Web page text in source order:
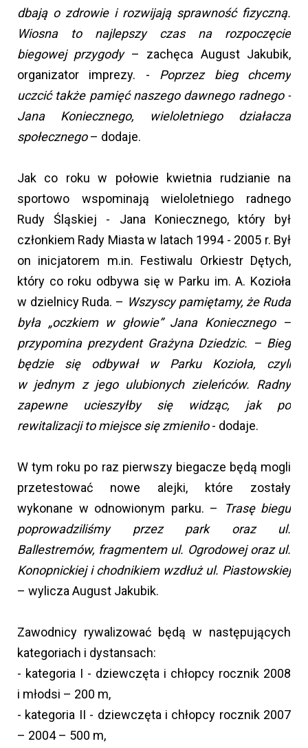
dbają o zdrowie i rozwijają sprawność fizyczną.
Wiosna to najlepszy czas na rozpoczęcie
biegowej przygody– zachęca August Jakubik,
organizator imprezy. - Poprzez bieg chcemy
uczcić także pamięć naszego dawnego radnego -
Jana Koniecznego, wieloletniego działacza
społecznego– dodaje.
Jak co roku w połowie kwietnia rudzianie na
sportowo wspominają wieloletniego radnego
Rudy Śląskiej - Jana Koniecznego, który był
członkiem Rady Miasta w latach 1994 - 2005 r. Był
on inicjatorem m.in. Festiwalu Orkiestr Dętych,
który co roku odbywa się w Parku im. A. Kozioła
w dzielnicy Ruda. – Wszyscy pamiętamy, że Ruda
była „oczkiem w głowie” Jana Koniecznego –
przypomina prezydent Grażyna Dziedzic. – Bieg
będzie się odbywał w Parku Kozioła, czyli
w jednym z jego ulubionych zieleńców. Radny
zapewne ucieszyłby się widząc, jak po
rewitalizacji to miejsce się zmieniło- dodaje.
W tym roku po raz pierwszy biegacze będą mogli
przetestować nowe alejki, które zostały
wykonane w odnowionym parku. –
Trasę biegu
poprowadziliśmy przez park oraz ul.
Ballestremów, fragmentem ul. Ogrodowej oraz ul.
Konopnickiej i chodnikiem wzdłuż ul. Piastowskiej
– wylicza August Jakubik.
Zawodnicy rywalizować będą w następujących
kategoriach i dystansach:
- kategoria I - dziewczęta i chłopcy rocznik 2008
i młodsi – 200 m,
- kategoria II - dziewczęta i chłopcy rocznik 2007
– 2004 – 500 m,